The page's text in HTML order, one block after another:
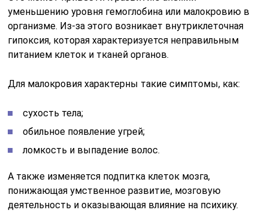
уменьшению уровня гемоглобина или малокровию в
организме. Из-за этого возникает внутриклеточная
гипоксия, которая характеризуется неправильным
питанием клеток и тканей органов.
Для малокровия характерны такие симптомы, как:
сухость тела;
обильное появление угрей;
ломкость и выпадение волос.
А также изменяется подпитка клеток мозга,
понижающая умственное развитие, мозговую
деятельность и оказывающая влияние на психику.